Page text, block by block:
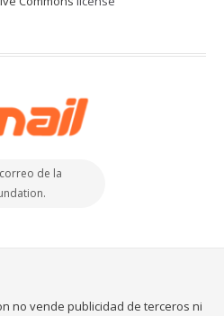
de la
no vende publicidad de terceros ni